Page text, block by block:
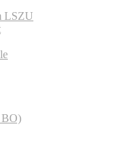
LSZU
BO)